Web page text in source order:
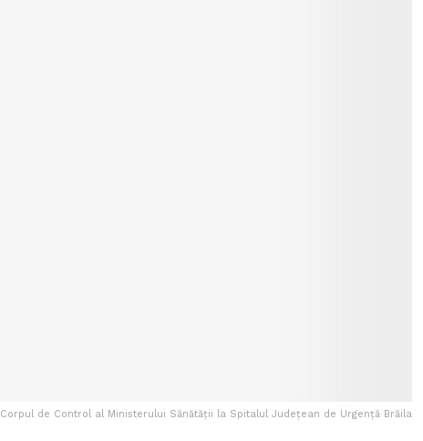
Corpul de Control al Ministerului Sănătăţii la Spitalul Judeţean de Urgenţă Brăila